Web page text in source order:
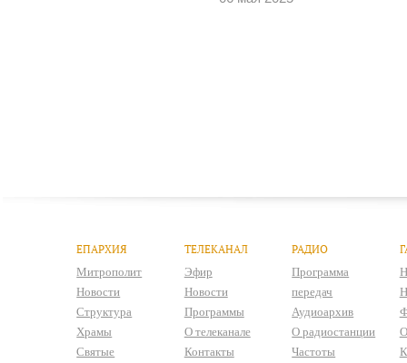
ЕПАРХИЯ
Митрополит
Новости
Структура
Храмы
Святые
ТЕЛЕКАНАЛ
Эфир
Новости
Программы
О телеканале
Контакты
РАДИО
Программа
передач
Аудиоархив
О радиостанции
Частоты